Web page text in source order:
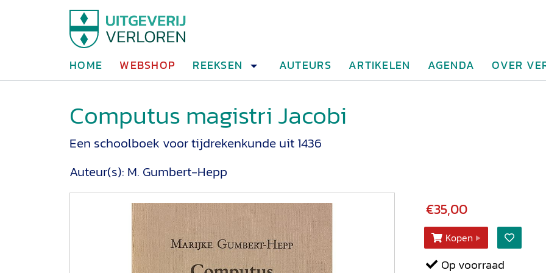
HOME WEBSHOP REEKSEN AUTEURS ARTIKELEN AGENDA OVER
Computus magistri Jacobi
Een schoolboek voor tijdrekenkunde uit 1436
Auteur(s): M. Gumbert-Hepp
€35,00
Kopen
Op voorraad